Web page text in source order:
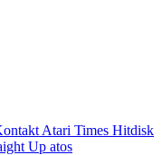
Atari Times Hitdisk
Up atos